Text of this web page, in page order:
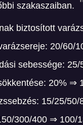
szakaszaiban.
biztosított
20/60/
sebessége:
20% ⇒
15/25/
300/400 ⇒ 100/